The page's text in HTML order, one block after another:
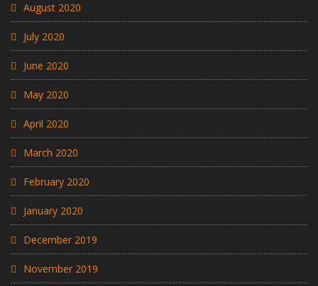
August 2020
July 2020
June 2020
May 2020
April 2020
March 2020
February 2020
January 2020
December 2019
November 2019